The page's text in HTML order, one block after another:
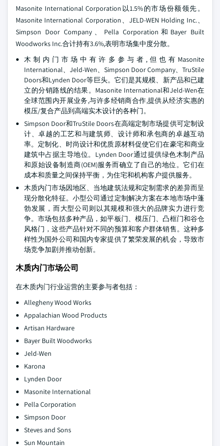
Masonite International Corporation以1.5%的市场份额领先。
Masonite International Corporation、JELD-WEN Holding Inc.、
Simpson Door Company、Pella Corporation和Bayer Built
Woodworks Inc.合计持有3.6%,表明市场集中度分散。
木制内门市场中有许多参与者,但也有Masonite
International、Jeld-Wen、Simpson Door Company、TruStile
Doors和Lynden Door等巨头。它们是其规模、新产品和已建
立的分销路线的结果。Masonite International和Jeld-Wen在
全球范围内开展业务,与许多经销商合作,提供从经济实惠的
模压/复合产品到高端实木设计的各种门。
Simpson Door和TruStile Doors在高端定制市场提供可定制设
计、卓越的工艺和与建筑师、设计师和承包商的卓越互动
率。定制化、时尚设计和优质原材料促使它们在豪宅和商业
建筑中占据主导地位。Lynden Door通过提供绿色木制产品
和原始设备制造商(OEM)服务而确立了自己的地位。它们在
成本和质量之间保持平衡，为住宅和机构客户提供服务。
木质内门市场因地区、当地建筑法规和定制需求的差异而呈
现分散化特征。小型公司通过定制解决方案在本地市场中蓬
勃发展，而大型公司则以其规模和强大的品牌实力进行竞
争。市场包括多种产品，如平板门、模压门、凸框门和谷仓
风格门，这些产品针对不同的预算和客户群体销售。这种多
样性为国外公司和国内专家提供了繁荣发展的机会，导致市
场竞争加剧并推动创新。
木质内门市场公司
在木质内门行业运营的主要参与者包括：
Allegheny Wood Works
Appalachian Wood Products
Artisan Hardware
Bayer Built Woodworks
Jeld-Wen
Karona
Lynden Door
Masonite International
Pella Corporation
Simpson Door
Steves and Sons
Sun Mountain